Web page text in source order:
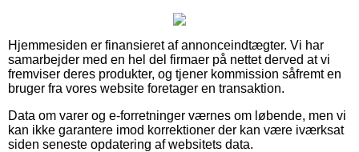
Hjemmesiden er finansieret af annonceindtægter. Vi har
samarbejder med en hel del firmaer på nettet derved at vi
fremviser deres produkter, og tjener kommission såfremt en
bruger fra vores website foretager en transaktion.
Data om varer og e-forretninger værnes om løbende, men vi
kan ikke garantere imod korrektioner der kan være iværksat
siden seneste opdatering af websitets data.